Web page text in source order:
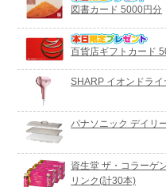
図書カード 5000円分
百貨店ギフトカード
SHARP イオンドラ
パナソニック デイリ
資生堂 ザ・コラーゲ
リンク(計30本)